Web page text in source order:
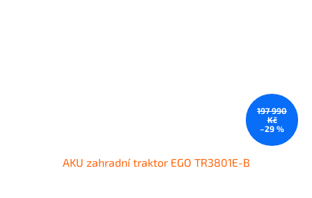
197 990
Kč
–29 %
AKU zahradní traktor EGO TR3801E-B